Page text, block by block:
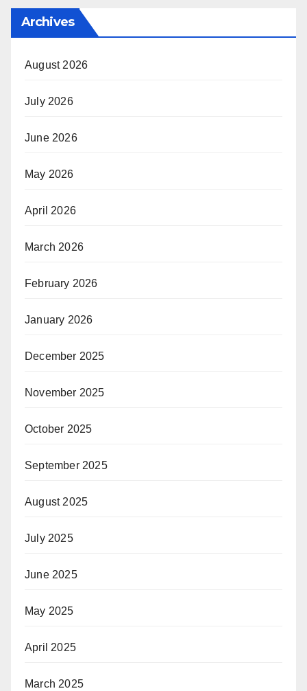
Archives
August 2026
July 2026
June 2026
May 2026
April 2026
March 2026
February 2026
January 2026
December 2025
November 2025
October 2025
September 2025
August 2025
July 2025
June 2025
May 2025
April 2025
March 2025